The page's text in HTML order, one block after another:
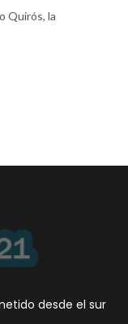
Quirós, la
desde el sur